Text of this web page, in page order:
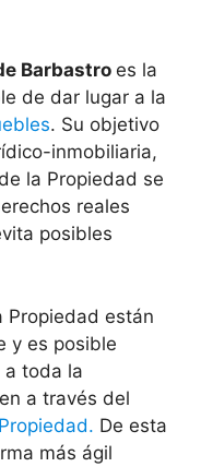
Barbastro es la
de dar lugar a la
. Su objetivo
inmobiliaria,
la Propiedad se
reales
posibles
Propiedad están
y es posible
a toda la
a través del
De esta
más ágil